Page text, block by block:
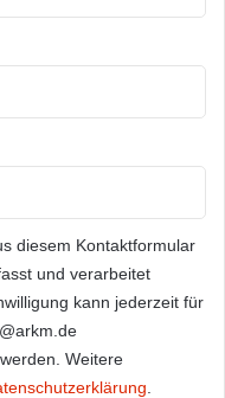
diesem Kontaktformular
und verarbeitet
kann jederzeit für
Weitere